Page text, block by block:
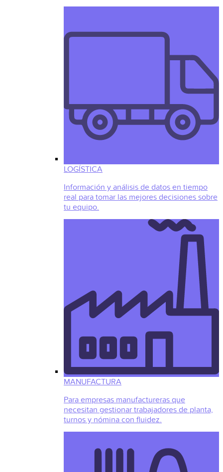
LOGÍSTICA
Información y análisis de datos en tiempo
real para tomar las mejores decisiones sobre
tu equipo.
MANUFACTURA
Para empresas manufactureras que
necesitan gestionar trabajadores de planta,
turnos y nómina con fluidez.